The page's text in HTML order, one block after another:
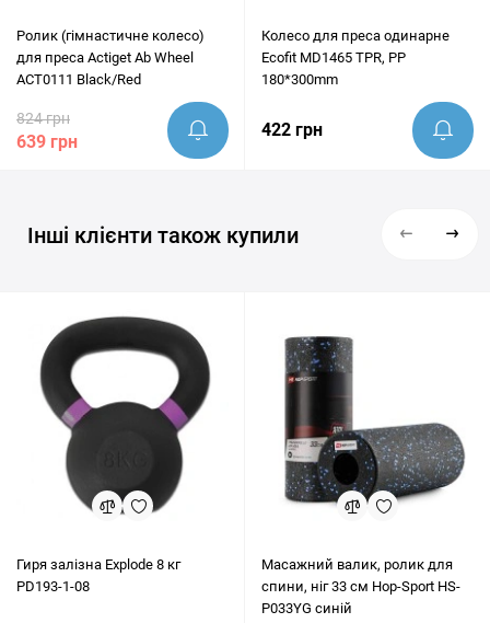
Ролик (гімнастичне колесо)
для преса Actiget Ab Wheel
ACT0111 Black/Red
824 грн
639 грн
Колесо для преса одинарне
Ecofit MD1465 TPR, PP
180*300mm
422 грн
Інші клієнти також купили
Гиря залізна Explode 8 кг
PD193-1-08
Масажний валик, ролик для
спини, ніг 33 см Hop-Sport HS-
P033YG синій